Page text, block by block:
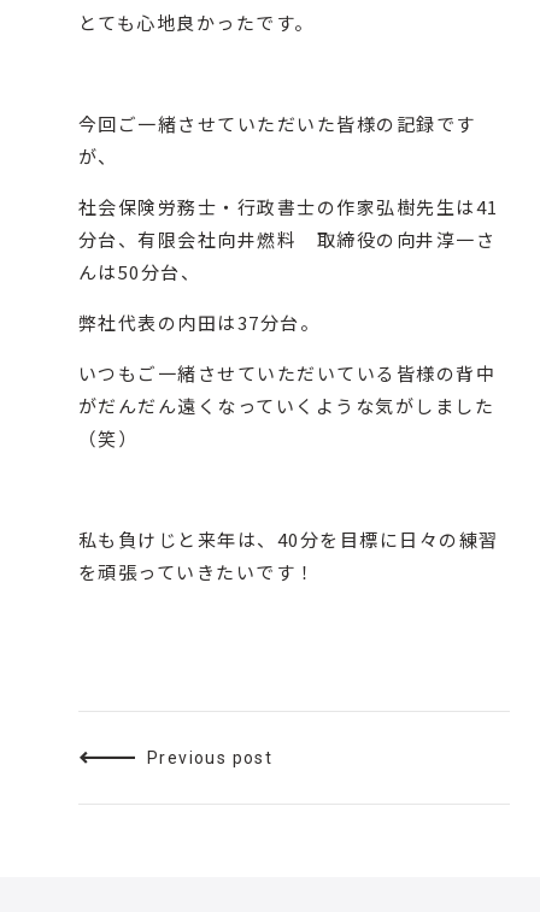
とても心地良かったです。
今回ご一緒させていただいた皆様の記録です
が、
社会保険労務士・行政書士の作家弘樹先生は41
分台、有限会社向井燃料 取締役の向井淳一さ
んは50分台、
弊社代表の内田は37分台。
いつもご一緒させていただいている皆様の背中
がだんだん遠くなっていくような気がしました
（笑）
私も負けじと来年は、40分を目標に日々の練習
を頑張っていきたいです！
Previous post